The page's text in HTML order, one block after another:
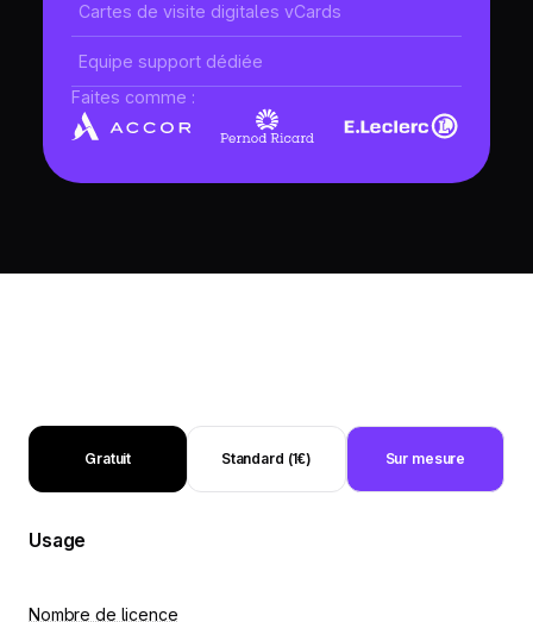
Cartes de visite digitales vCards
Equipe support dédiée
Faites comme :
Gratuit Standard (1€) Sur mesure
Usage
Nombre de licence